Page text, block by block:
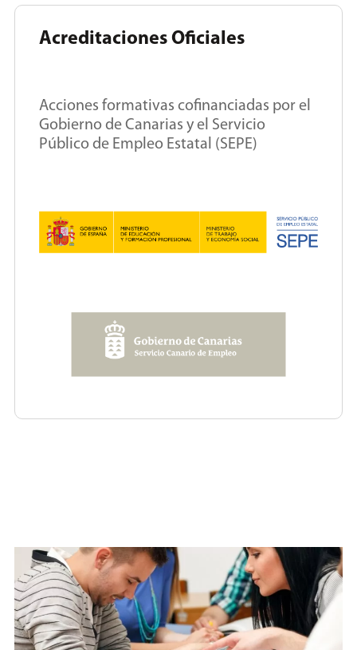
Acreditaciones Oficiales
Acciones formativas cofinanciadas por el
Gobierno de Canarias y el Servicio
Público de Empleo Estatal (SEPE)